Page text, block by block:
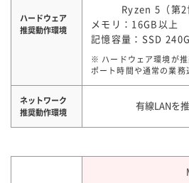
ハードウェア
推奨動作環境
Ryzen 5（第2世
メモリ：16GB以上
記憶容量：SSD
※ ハードウェア環境が推
ポート時間や通常の業務
ネットワーク
推奨動作環境
有線LANを